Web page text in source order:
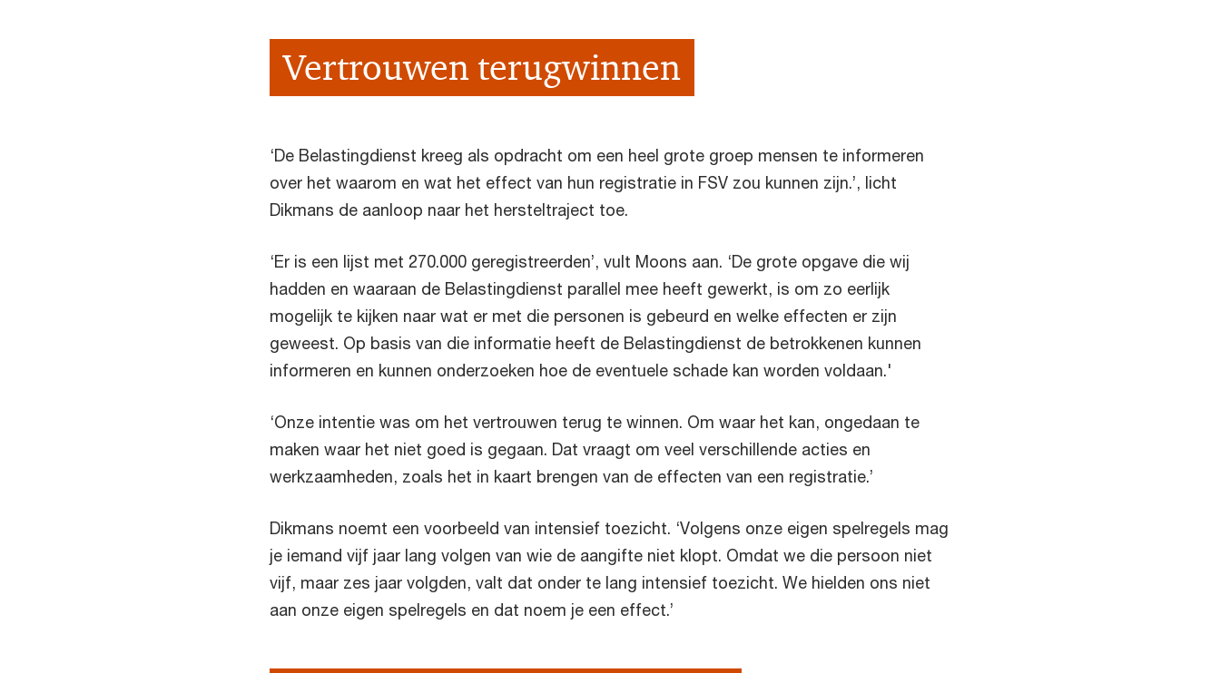
Vertrouwen terugwinnen
‘De Belastingdienst kreeg als opdracht om een heel grote groep mensen te informeren
over het waarom en wat het effect van hun registratie in FSV zou kunnen zijn.’, licht
Dikmans de aanloop naar het hersteltraject toe.
‘Er is een lijst met 270.000 geregistreerden’, vult Moons aan. ‘De grote opgave die wij
hadden en waaraan de Belastingdienst parallel mee heeft gewerkt, is om zo eerlijk
mogelijk te kijken naar wat er met die personen is gebeurd en welke effecten er zijn
geweest. Op basis van die informatie heeft de Belastingdienst de betrokkenen kunnen
informeren en kunnen onderzoeken hoe de eventuele schade kan worden voldaan.'
‘Onze intentie was om het vertrouwen terug te winnen. Om waar het kan, ongedaan te
maken waar het niet goed is gegaan. Dat vraagt om veel verschillende acties en
werkzaamheden, zoals het in kaart brengen van de effecten van een registratie.’
Dikmans noemt een voorbeeld van intensief toezicht. ‘Volgens onze eigen spelregels mag
je iemand vijf jaar lang volgen van wie de aangifte niet klopt. Omdat we die persoon niet
vijf, maar zes jaar volgden, valt dat onder te lang intensief toezicht. We hielden ons niet
aan onze eigen spelregels en dat noem je een effect.’